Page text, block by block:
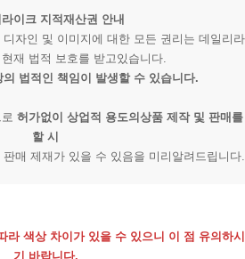
이크 지적재산권 안내
자인 및 이미지에 대한 모든 권리는 데일리라
재 법적 보호를 받고있습니다.
법적인 책임이 발생할 수 있습니다.
허가없이 상업적 용도의상품 제작 및 판매를
할 시
매 제재가 있을 수 있음을 미리알려드립니다.
색상 차이가 있을 수 있으니 이 점 유의하시
기 바랍니다.